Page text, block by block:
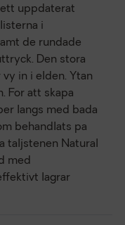
uppdaterat
i
de rundade
Den stora
vy in i elden. Ytan
For att skapa
langs med bada
behandlats pa
taljstenen Natural
med
lagrar